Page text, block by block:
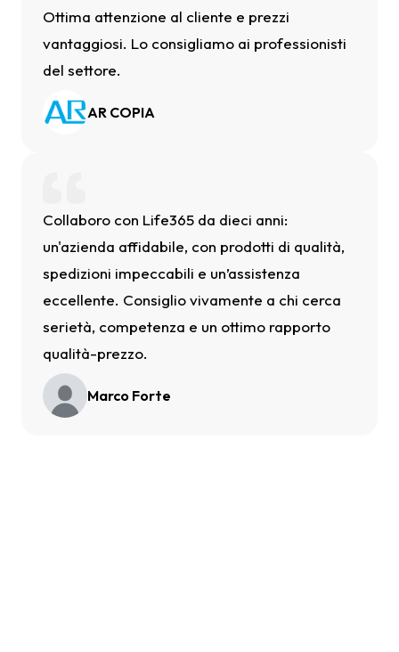
Ottima attenzione al cliente e prezzi
vantaggiosi. Lo consigliamo ai professionisti
del settore.
AR COPIA
Collaboro con Life365 da dieci anni:
un'azienda affidabile, con prodotti di qualità,
spedizioni impeccabili e un’assistenza
eccellente. Consiglio vivamente a chi cerca
serietà, competenza e un ottimo rapporto
qualità-prezzo.
Marco Forte